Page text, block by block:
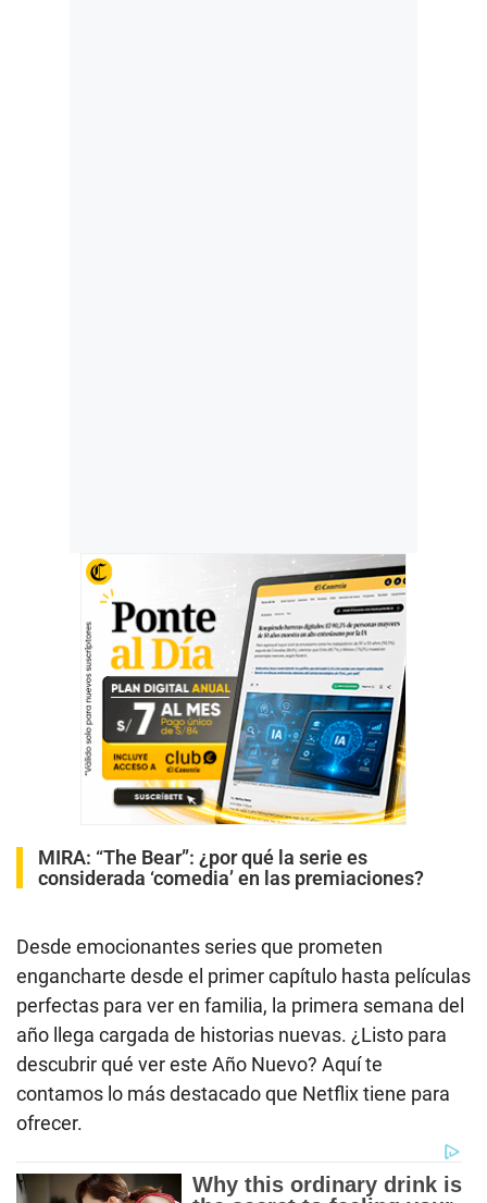
MIRA: “The Bear”: ¿por qué la serie es
considerada ‘comedia’ en las premiaciones?
Desde emocionantes series que prometen
engancharte desde el primer capítulo hasta películas
perfectas para ver en familia, la primera semana del
año llega cargada de historias nuevas. ¿Listo para
descubrir qué ver este Año Nuevo? Aquí te
contamos lo más destacado que Netflix tiene para
ofrecer.